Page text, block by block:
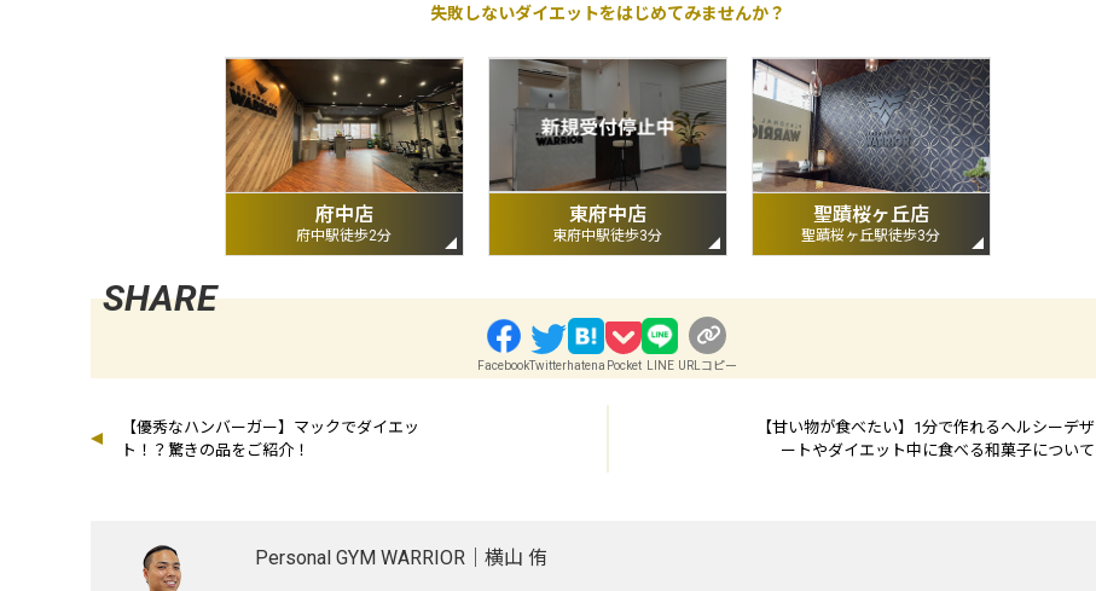
失敗しないダイエットをはじめてみませんか？
府中店
府中駅徒歩2分
東府中店
東府中駅徒歩3分
聖蹟桜ヶ丘店
聖蹟桜ヶ丘駅徒歩3分
FacebookTwitterhatena Pocket LINE URLコピー
【優秀なハンバーガー】マックでダイエッ
ト！？驚きの品をご紹介！
【甘い物が食べたい】1分で作れるヘルシーデザ
ートやダイエット中に食べる和菓子について
Personal GYM WARRIOR ｜横山 侑